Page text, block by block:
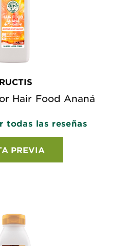
Hair Food Ananá
todas las reseñas
PREVIA